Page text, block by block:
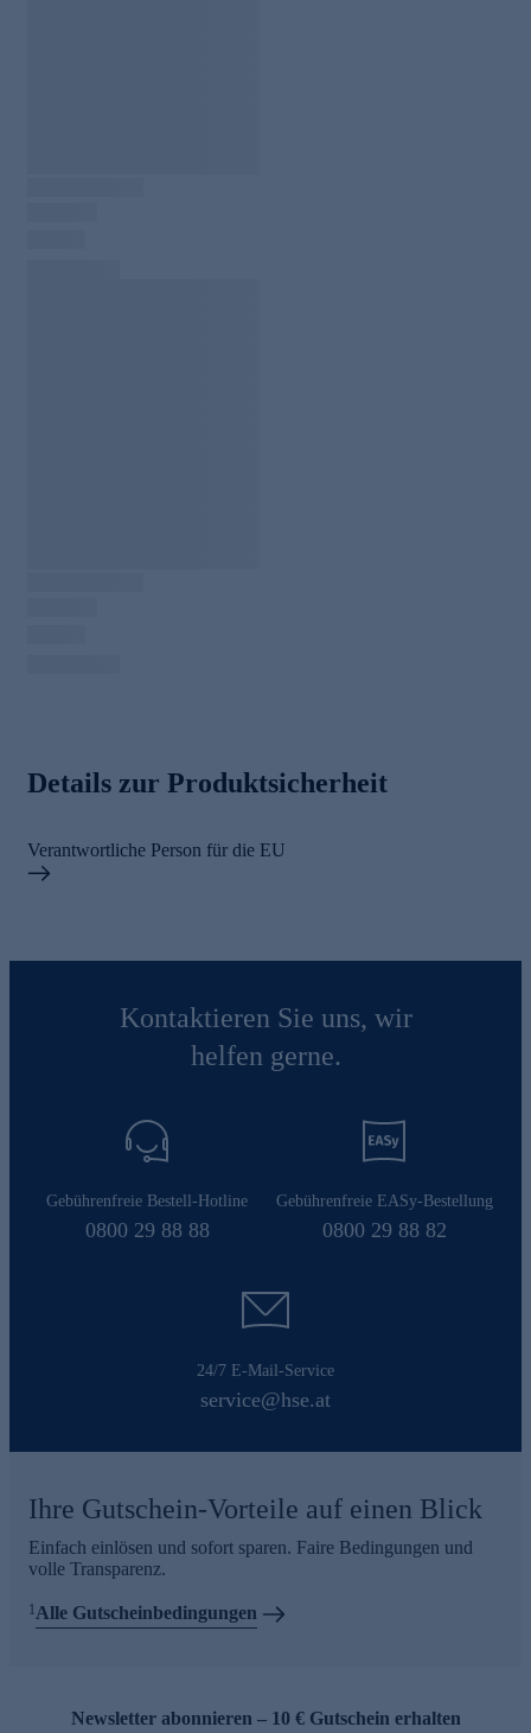
Details zur Produktsicherheit
Verantwortliche Person für die EU
Kontaktieren Sie uns, wir
helfen gerne.
Gebührenfreie Bestell-Hotline
0800 29 88 88
Gebührenfreie EASy-Bestellung
0800 29 88 82
24/7 E-Mail-Service
service@hse.at
Ihre Gutschein-Vorteile auf einen Blick
Einfach einlösen und sofort sparen. Faire Bedingungen und
volle Transparenz.
1 Alle Gutscheinbedingungen
Newsletter abonnieren – 10 € Gutschein erhalten